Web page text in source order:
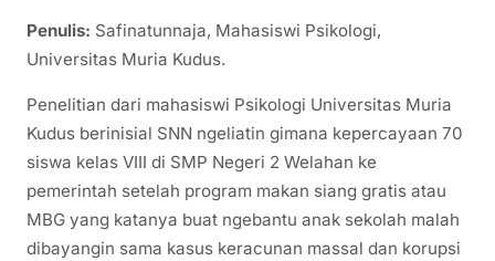
Penulis: Safinatunnaja, Mahasiswi Psikologi,
Universitas Muria Kudus.
Penelitian dari mahasiswi Psikologi Universitas Muria
Kudus berinisial SNN ngeliatin gimana kepercayaan 70
siswa kelas VIII di SMP Negeri 2 Welahan ke
pemerintah setelah program makan siang gratis atau
MBG yang katanya buat ngebantu anak sekolah malah
dibayangin sama kasus keracunan massal dan korupsi